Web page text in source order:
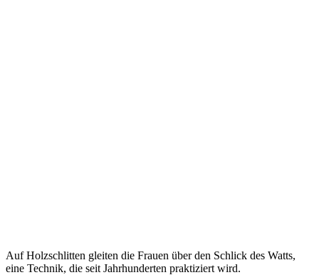
Auf Holzschlitten gleiten die Frauen über den Schlick des Watts,
eine Technik, die seit Jahrhunderten praktiziert wird.